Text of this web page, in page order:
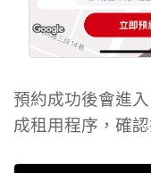
預約成功後會進
成租用程序，確